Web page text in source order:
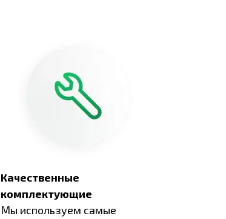
Качественные
комплектующие
Мы используем самые